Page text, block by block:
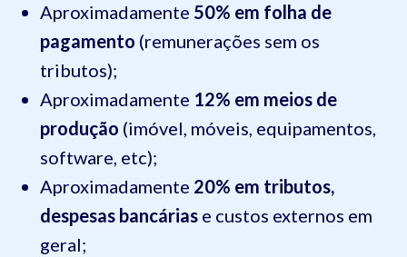
Aproximadamente 50% em folha de
pagamento (remunerações sem os
tributos);
Aproximadamente 12% em meios de
produção (imóvel, móveis, equipamentos,
software, etc);
Aproximadamente 20% em tributos,
despesas bancárias e custos externos em
geral;